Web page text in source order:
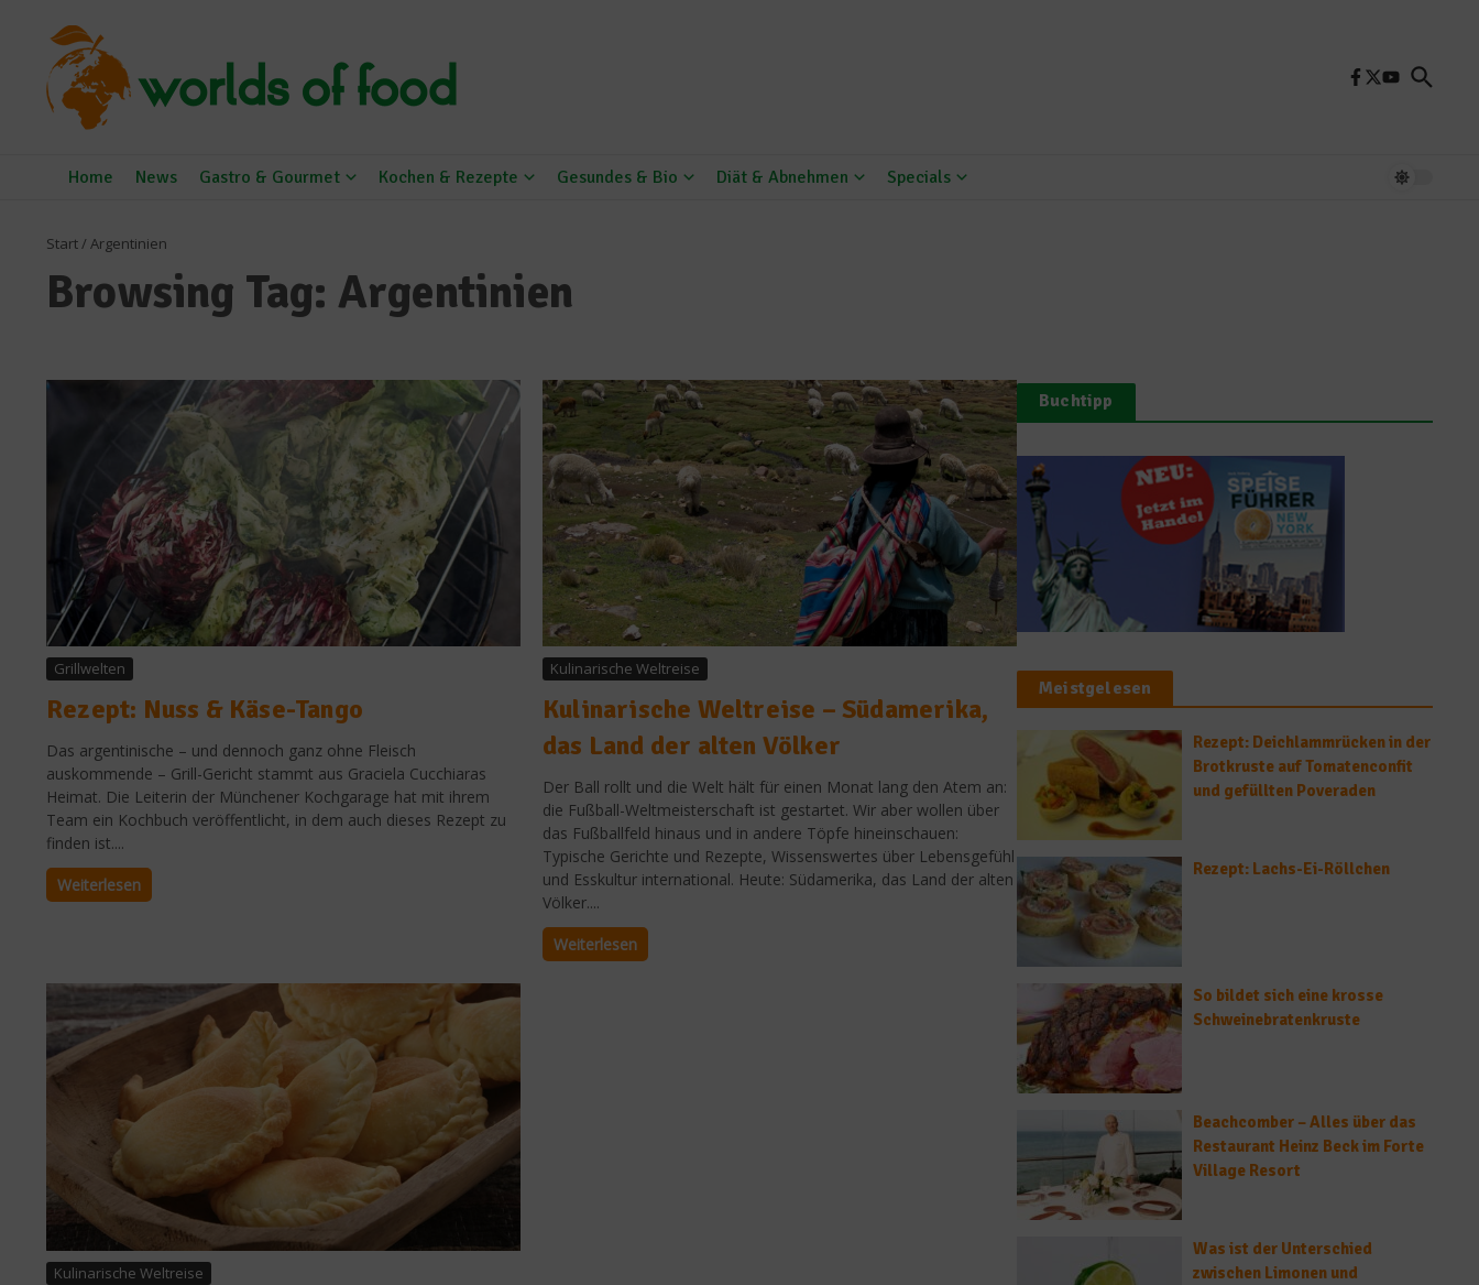
Home News Gastro & Gourmet Kochen & Rezepte Gesundes & Bio Diät & Abnehmen Specials
Start/ Argentinien
Browsing Tag: Argentinien
Grillwelten
Rezept: Nuss & Käse-Tango
Das argentinische – und dennoch ganz ohne Fleisch
auskommende – Grill-Gericht stammt aus Graciela Cucchiaras
Heimat. Die Leiterin der Münchener Kochgarage hat mit ihrem
Team ein Kochbuch veröffentlicht, in dem auch dieses Rezept zu
finden ist....
Weiterlesen
Kulinarische Weltreise
Kulinarische Weltreise – Südamerika,
das Land der alten Völker
Der Ball rollt und die Welt hält für einen Monat lang den Atem an:
die Fußball-Weltmeisterschaft ist gestartet. Wir aber wollen über
das Fußballfeld hinaus und in andere Töpfe hineinschauen:
Typische Gerichte und Rezepte, Wissenswertes über Lebensgefühl
und Esskultur international. Heute: Südamerika, das Land der alten
Völker....
Weiterlesen
Kulinarische Weltreise
Buchtipp
Meistgelesen
Rezept: Deichlammrücken in der
Brotkruste auf Tomatenconfit
und gefüllten Poveraden
Rezept: Lachs-Ei-Röllchen
So bildet sich eine krosse
Schweinebratenkruste
Beachcomber – Alles über das
Restaurant Heinz Beck im Forte
Village Resort
Was ist der Unterschied
zwischen Limonen und